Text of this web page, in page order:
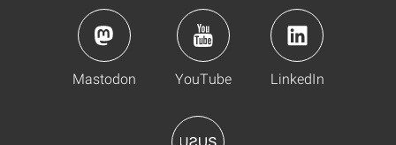
Mastodon YouTube LinkedIn